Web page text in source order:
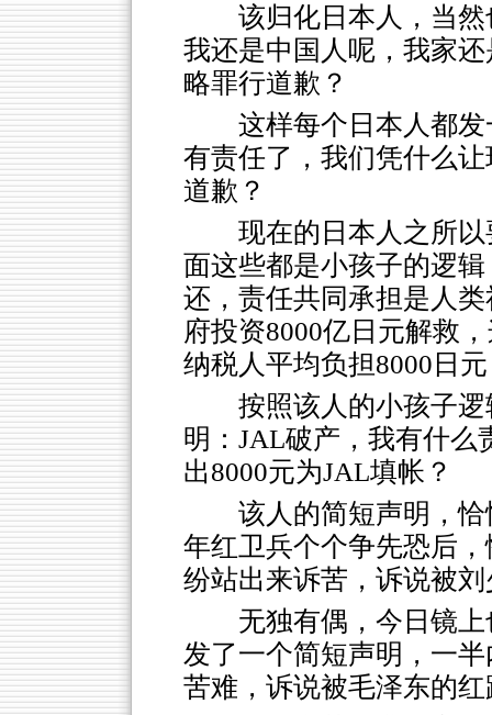
该归化日本人，当
我还是中国人呢，我家
略罪行道歉？
这样每个日本人都
有责任了，我们凭什么
道歉？
现在的日本人之所
面这些都是小孩子的逻
还，责任共同承担是人
府投资8000亿日元解救
纳税人平均负担8000日
按照该人的小孩子
明：JAL破产，我有什么
出8000元为JAL填帐？
该人的简短声明，
年红卫兵个个争先恐后
纷站出来诉苦，诉说被
无独有偶，今日镜
发了一个简短声明，一
苦难，诉说被毛泽东的